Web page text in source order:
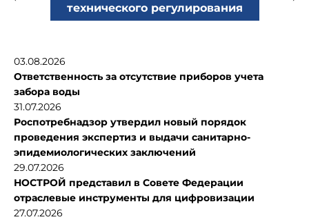
технического регулирования
03.08.2026
Ответственность за отсутствие приборов учета
забора воды
31.07.2026
Роспотребнадзор утвердил новый порядок
проведения экспертиз и выдачи санитарно-
эпидемиологических заключений
29.07.2026
НОСТРОЙ представил в Совете Федерации
отраслевые инструменты для цифровизации
27.07.2026